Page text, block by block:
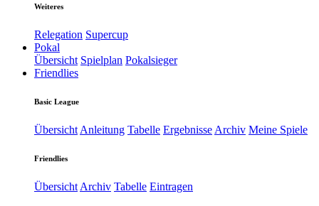
Weiteres
Relegation Supercup
Pokal
Übersicht Spielplan Pokalsieger
Friendlies
Basic League
Übersicht Anleitung Tabelle Ergebnisse Archiv Meine Spiele
Friendlies
Übersicht Archiv Tabelle Eintragen